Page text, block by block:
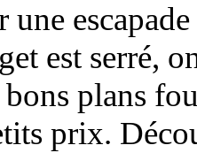
une
est serré,
bons plans
prix.